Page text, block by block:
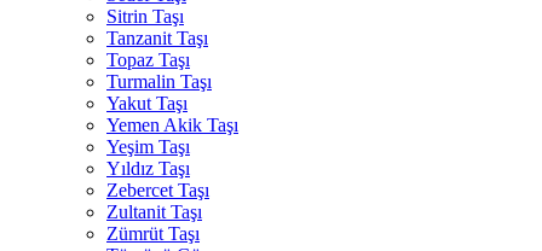
Sitrin Taşı
Tanzanit Taşı
Topaz Taşı
Turmalin Taşı
Yakut Taşı
Yemen Akik Taşı
Yeşim Taşı
Yıldız Taşı
Zebercet Taşı
Zultanit Taşı
Zümrüt Taşı